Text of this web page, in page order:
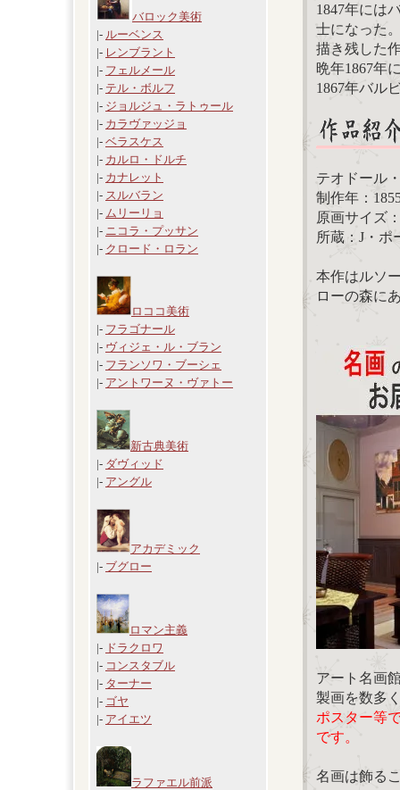
バロック美術
|- ルーベンス
|- レンブラント
|- フェルメール
|- テル・ボルフ
|- ジョルジュ・ラトゥール
|- カラヴァッジョ
|- ベラスケス
|- カルロ・ドルチ
|- カナレット
|- スルバラン
|- ムリーリョ
|- ニコラ・プッサン
|- クロード・ロラン
ロココ美術
|- フラゴナール
|- ヴィジェ・ル・ブラン
|- フランソワ・ブーシェ
|- アントワーヌ・ヴァトー
新古典美術
|- ダヴィッド
|- アングル
アカデミック
|- ブグロー
ロマン主義
|- ドラクロワ
|- コンスタブル
|- ターナー
|- ゴヤ
|- アイエツ
ラファエル前派
1847年には
士になった
描き残した
晩年1867年
1867年バル
テオドール
制作年：
原画サイズ
所蔵：J・ポ
本作はルソ
ローの森に
アート名画
製画を数多
ポスター等
です。
名画は飾る